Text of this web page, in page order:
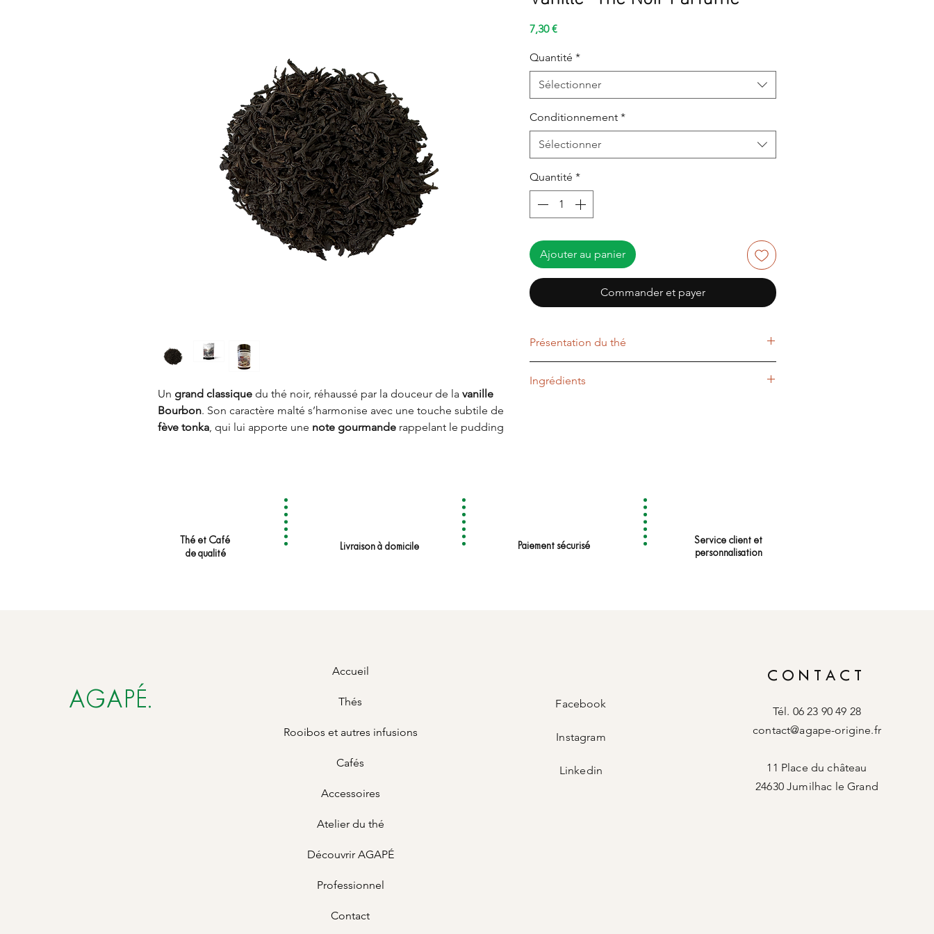
Un grand classique du thé noir, réhaussé par la douceur de la vanille
Bourbon. Son caractère malté s’harmonise avec une touche subtile de
fève tonka, qui lui apporte une note gourmande rappelant le pudding
7,30 €Prix
Quantité *
Sélectionner
Conditionnement *
Sélectionner
Quantité *
Ajouter au panier
Commander et payer
Présentation du thé
Type de thé
Ingrédients
Thé et Café
de qualité
Livraison à domicile Paiement sécurisé
Service client et
personnalisation
AGAPÉ.
Accueil
Thés
Rooibos et autres infusions
Cafés
Accessoires
Atelier du thé
Découvrir AGAPÉ
Professionnel
Contact
Facebook
Instagram
Linkedin
CONTACT
Tél. 06 23 90 49 28
contact@agape-origine.fr
11 Place du château
24630 Jumilhac le Grand